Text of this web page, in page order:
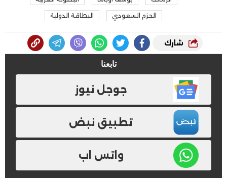
الحزم السعودي البطاقة الدولية
شارك
تابعنا
جوجل نيوز
تطبيق نبض
واتس اب